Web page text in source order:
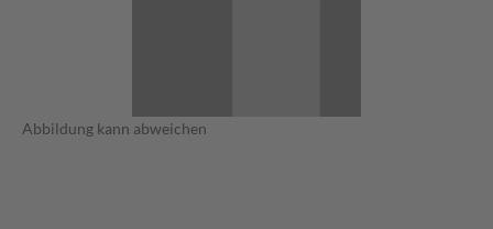
Abbildung kann abweichen